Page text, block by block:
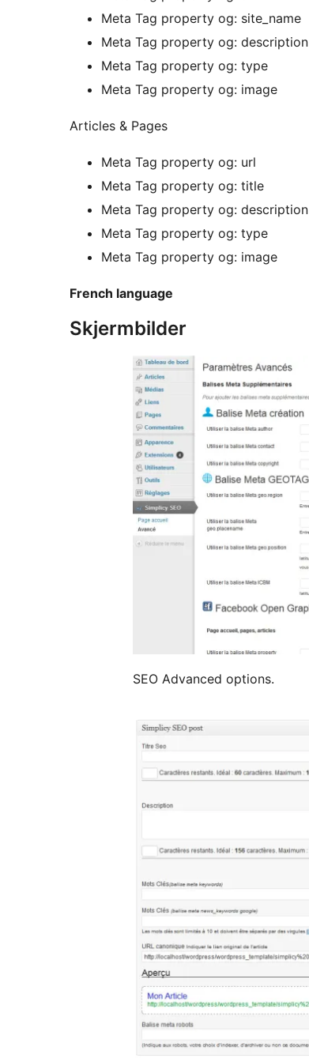
Meta Tag property og: site_name
Meta Tag property og: description
Meta Tag property og: type
Meta Tag property og: image
Articles & Pages
Meta Tag property og: url
Meta Tag property og: title
Meta Tag property og: description
Meta Tag property og: type
Meta Tag property og: image
French language
Skjermbilder
SEO Advanced options.